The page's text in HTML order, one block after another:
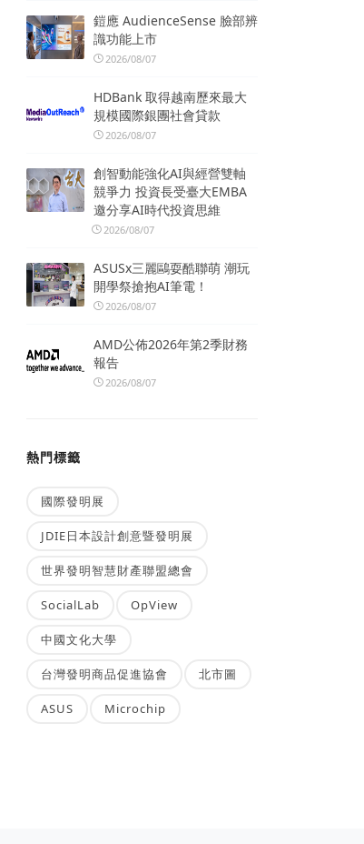
鎧應 AudienceSense 臉部辨
識功能上市
2026/08/07
HDBank 取得越南歷來最大
規模國際銀團社會貸款
2026/08/07
創智動能強化AI與經營雙軸
競爭力 投資長受臺大EMBA
邀分享AI時代投資思維
2026/08/07
ASUSx三麗鷗耍酷聯萌 潮玩
開學祭搶抱AI筆電！
2026/08/07
AMD公佈2026年第2季財務
報告
2026/08/07
熱門標籤
國際發明展
JDIE日本設計創意暨發明展
世界發明智慧財產聯盟總會
SocialLab OpView
中國文化大學
台灣發明商品促進協會 北市圖
ASUS Microchip